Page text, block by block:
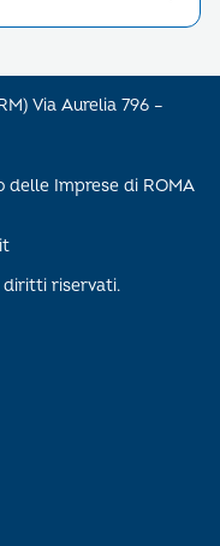
Via Aurelia 796 –
delle Imprese di ROMA
diritti riservati.